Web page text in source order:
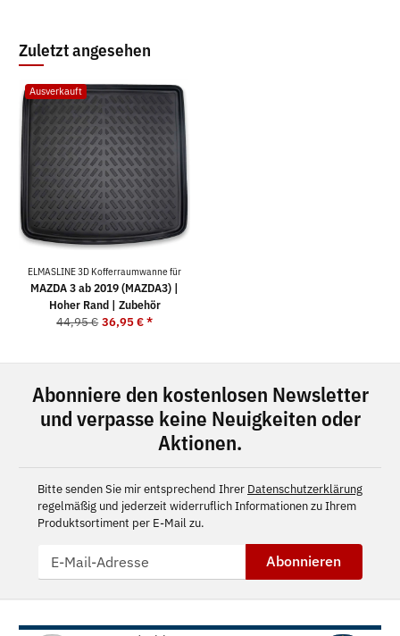
Zuletzt angesehen
Ausverkauft
ELMASLINE 3D Kofferraumwanne für
MAZDA 3 ab 2019 (MAZDA3) |
Hoher Rand | Zubehör
44,95 € 36,95 €*
Abonniere den kostenlosen Newsletter
und verpasse keine Neuigkeiten oder
Aktionen.
Bitte senden Sie mir entsprechend Ihrer Datenschutzerklärung
regelmäßig und jederzeit widerruflich Informationen zu Ihrem
Produktsortiment per E-Mail zu.
Abonnieren